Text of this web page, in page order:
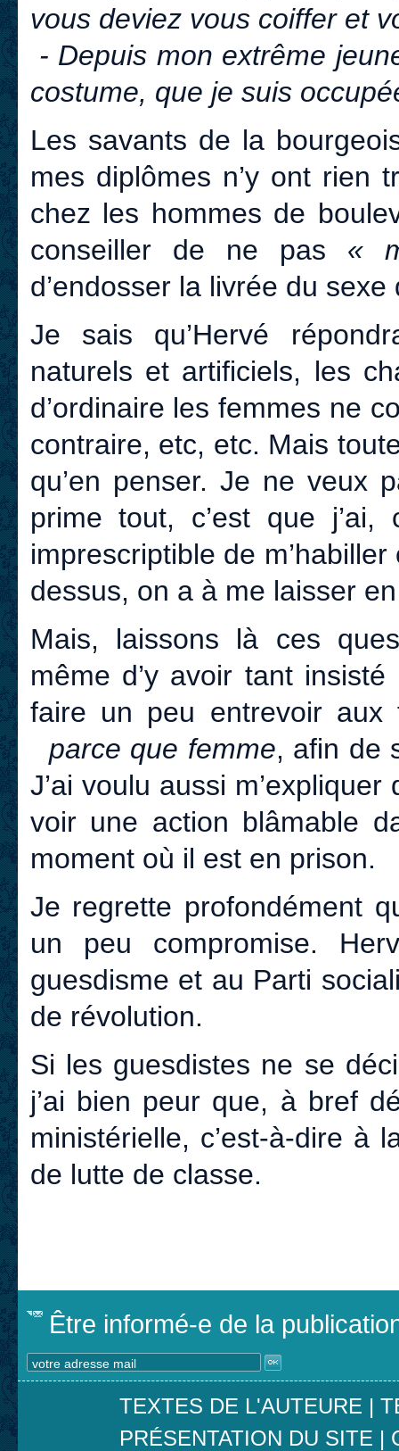
vous deviez vous coiffer et
- Depuis mon extrême
costume, que je suis
Les savants de la
mes diplômes n’y ont rien
chez les hommes de
conseiller de ne pas «
d’endosser la livrée du
Je sais qu’Hervé
naturels et artificiels, les
d’ordinaire les femmes ne
contraire, etc, etc. Mais
qu’en penser. Je ne veux
prime tout, c’est que
imprescriptible de
dessus, on a à me laisser
Mais, laissons là ces
même d’y avoir tant
faire un peu entrevoir aux
parce que femme, afin de
J’ai voulu aussi
voir une action blâmable
moment où il est en prison.
Je regrette profondément
un peu compromise.
guesdisme et au Parti
de révolution.
Si les guesdistes ne se
j’ai bien peur que, à bref
ministérielle, c’est-à-dire à
de lutte de classe.
Être informé-e de la
TEXTES DE L'AUTEURE |
PRÉSENTATION DU SITE |